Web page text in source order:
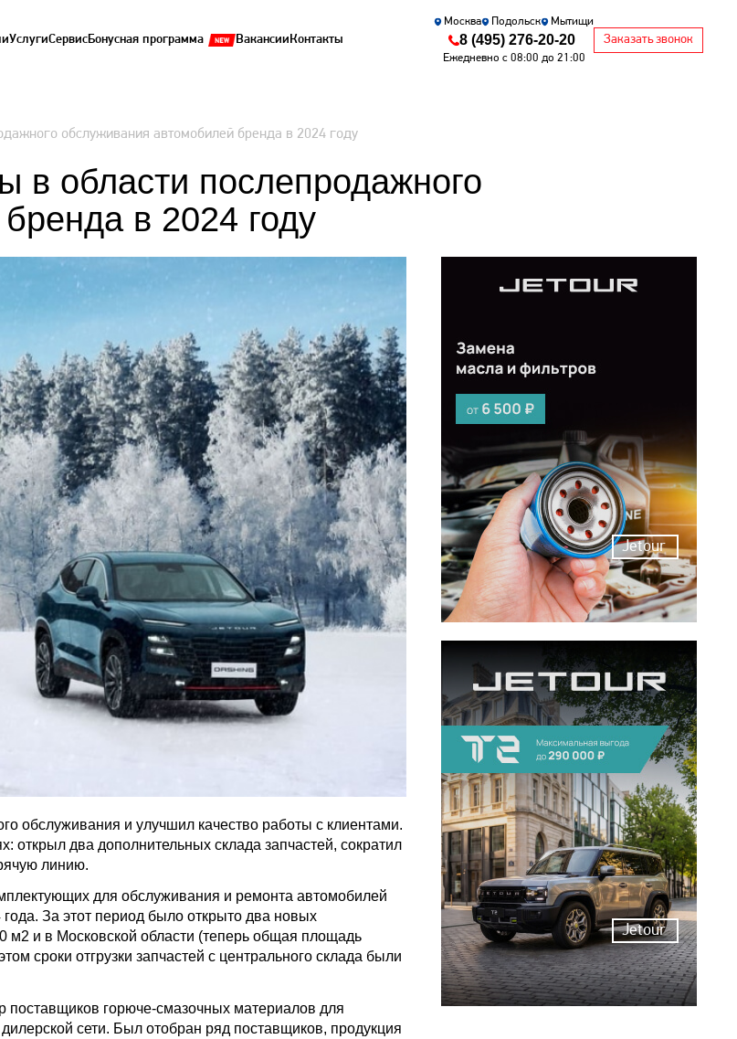
УслугиСервисБонусная программа ВакансииКонтакты
Москва Подольск Мытищи
8 (495) 276-20-20
Ежедневно с 08:00 до 21:00
Заказать звонок
обслуживания автомобилей бренда в 2024 году
в области послепродажного
в 2024 году
обслуживания и улучшил качество работы с клиентами.
открыл два дополнительных склада запчастей, сократил
линию.
для обслуживания и ремонта автомобилей
За этот период было открыто два новых
м2 и в Московской области (теперь общая площадь
сроки отгрузки запчастей с центрального склада были
горюче-смазочных материалов для
сети. Был отобран ряд поставщиков, продукция
Jetour
Jetour